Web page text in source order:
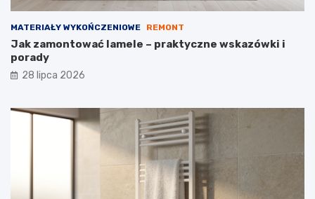
MATERIAŁY WYKOŃCZENIOWE REMONT
Jak zamontować lamele – praktyczne wskazówki i
porady
28 lipca 2026